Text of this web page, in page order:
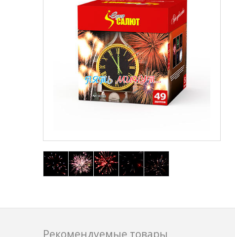
Рекомендуемые товары